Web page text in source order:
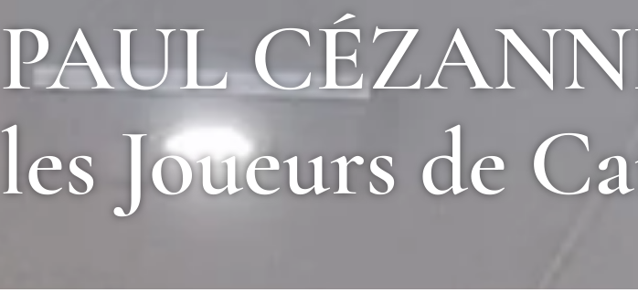
PAUL
les Joueurs de